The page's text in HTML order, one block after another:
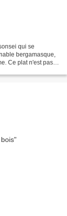
qui se
bergamasque,
Ce plat n'est pas